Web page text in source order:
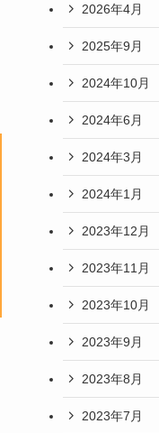
2026年4月
2025年9月
2024年10月
2024年6月
2024年3月
2024年1月
2023年12月
2023年11月
2023年10月
2023年9月
2023年8月
2023年7月